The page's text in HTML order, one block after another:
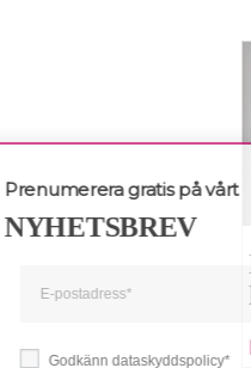
Godkänn dataskyddspolicy*
Prenumerera gratis på vårt
NYHETSBREV